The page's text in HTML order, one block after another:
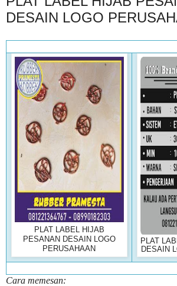
DESAIN LOGO
PLAT LABEL HIJAB
PESANAN DESAIN LOGO
PERUSAHAAN
PLAT
DESAIN
Cara memesan: